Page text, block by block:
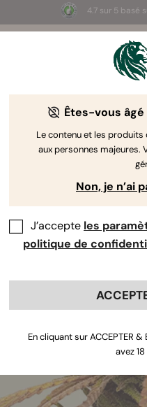
4.7 sur 5 basé
☀️ Summer
certains
Êtes-vous âgé
Le contenu et les
aux personnes majeures.
Non, je n’ai
J’accepte les
politique de
En cliquant sur ACCEPTER
avez